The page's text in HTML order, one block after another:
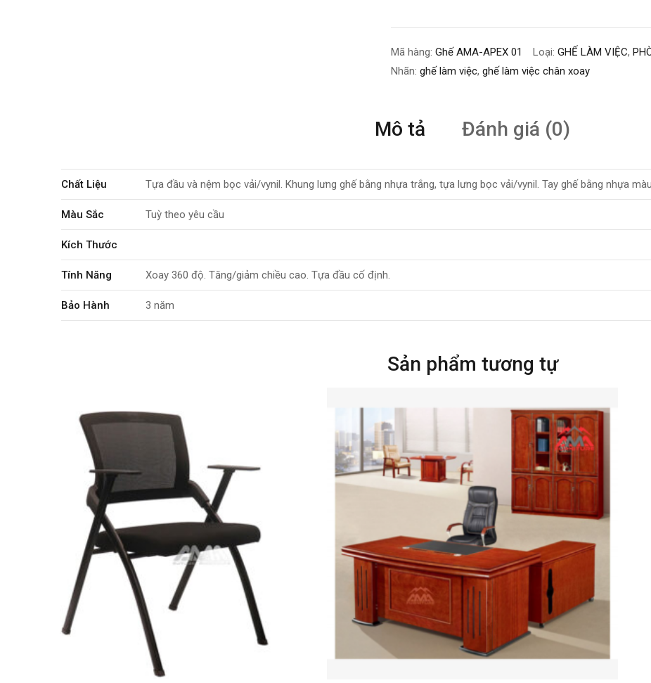
Mã hàng: Ghế AMA-APEX 01 Loại: GHẾ LÀM VIỆC,
Nhãn: ghế làm việc, ghế làm việc chân xoay
Mô tả Đánh giá (0)
Chất Liệu Tựa đầu và nệm bọc vải/vynil. Khung lưng ghế bằng nhựa trắng, tựa lưng bọc vải/vynil. Tay ghế bằng nhựa
Màu Sắc Tuỳ theo yêu cầu
Kích Thước
Tính Năng Xoay 360 độ. Tăng/giảm chiều cao. Tựa đầu cố định.
Bảo Hành 3 năm
Sản phẩm tương tự